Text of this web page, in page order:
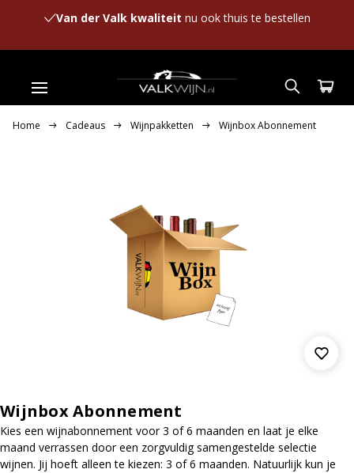
Van der Valk kwaliteit nu ook thuis te bestellen
Home Cadeaus Wijnpakketten Wijnbox Abonnement
Wijnbox Abonnement
Kies een wijnabonnement voor 3 of 6 maanden en laat je elke
maand verrassen door een zorgvuldig samengestelde selectie
wijnen. Jij hoeft alleen te kiezen: 3 of 6 maanden. Natuurlijk kun je